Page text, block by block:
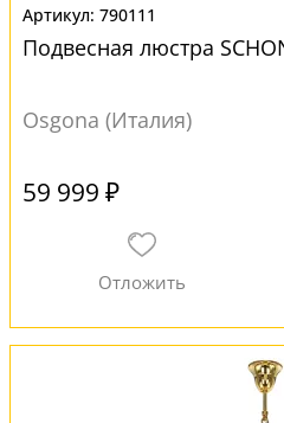
790111
Подвесная люстра
Osgona (Италия)
59 999 ₽